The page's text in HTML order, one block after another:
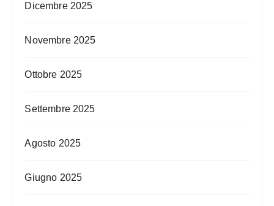
Dicembre 2025
Novembre 2025
Ottobre 2025
Settembre 2025
Agosto 2025
Giugno 2025